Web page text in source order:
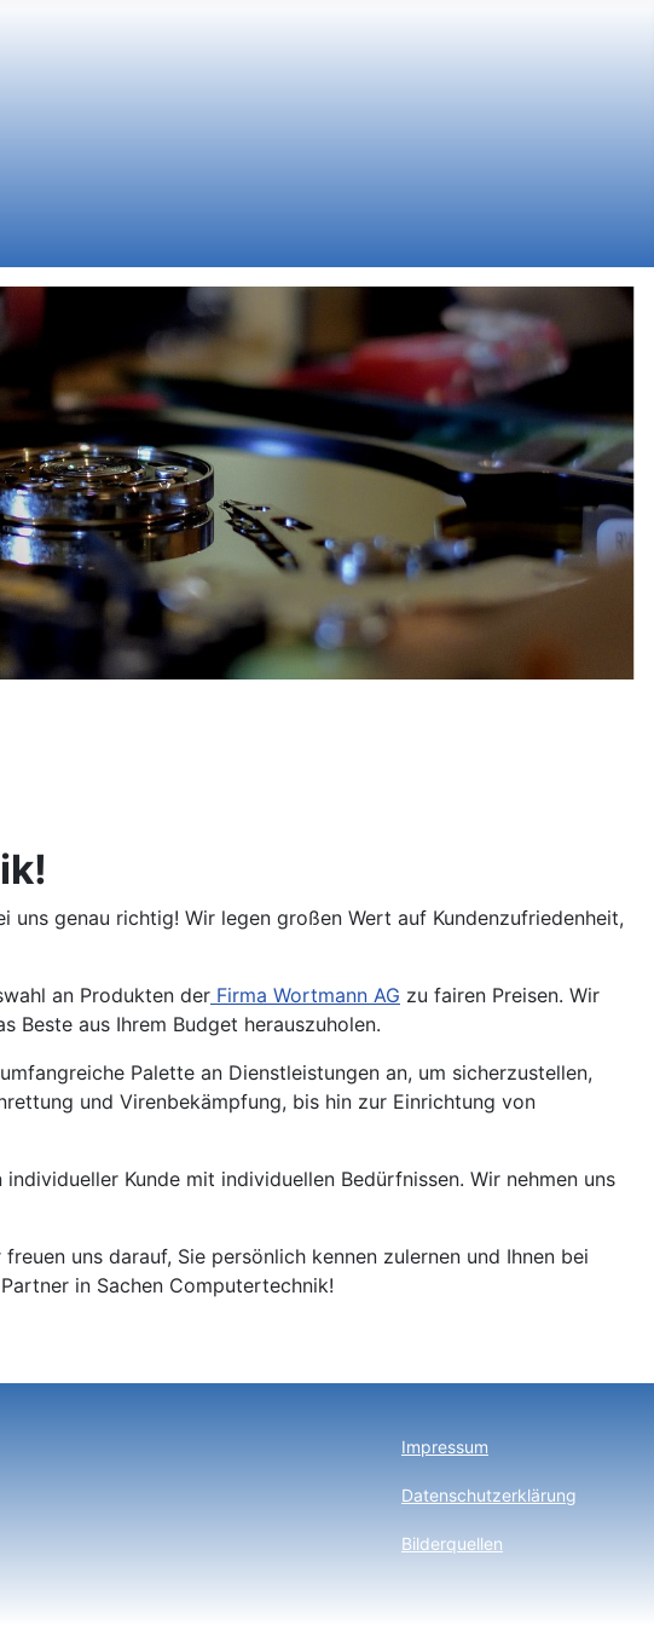
uns genau richtig! Wir legen großen Wert auf Kundenzufriedenheit,
an Produkten der Firma Wortmann AG zu fairen Preisen. Wir
Beste aus Ihrem Budget herauszuholen.
Palette an Dienstleistungen an, um sicherzustellen,
und Virenbekämpfung, bis hin zur Einrichtung von
Kunde mit individuellen Bedürfnissen. Wir nehmen uns
uns darauf, Sie persönlich kennen zulernen und Ihnen bei
in Sachen Computertechnik!
Impressum
Datenschutzerklärung
Bilderquellen